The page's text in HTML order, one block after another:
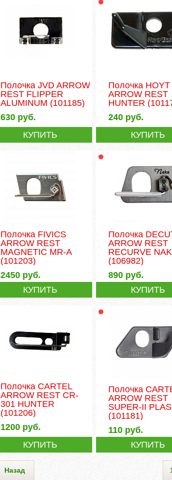
Полочка JVD ARROW
REST FLIPPER
ALUMINUM (101185)
630 руб.
КУПИТЬ
Полочка HOYT
ARROW REST
HUNTER
240 руб.
КУПИТЬ
Полочка FIVICS
ARROW REST
MAGNETIC MR-A
(101203)
2450 руб.
КУПИТЬ
Полочка
ARROW REST
RECURVE
(106982)
890 руб.
КУПИТЬ
Полочка CARTEL
ARROW REST CR-
301 HUNTER
(101206)
1200 руб.
КУПИТЬ
Полочка
ARROW REST
SUPER-II
(101181)
110 руб.
КУПИТЬ
Назад